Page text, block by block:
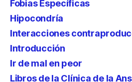
Fobias Específicas
Hipocondría
Interacciones
Introducción
Ir de mal en peor
Libros de la Clínica de la